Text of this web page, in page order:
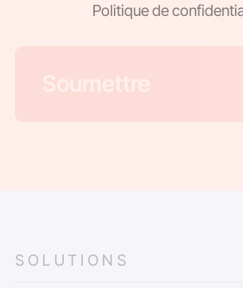
Politique de
SOLUTIONS